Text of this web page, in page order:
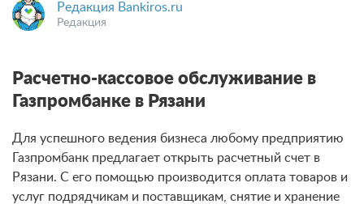
Редакция Bankiros.ru
Редакция
Расчетно-кассовое обслуживание в
Газпромбанке в Рязани
Для успешного ведения бизнеса любому предприятию
Газпромбанк предлагает открыть расчетный счет в
Рязани. С его помощью производится оплата товаров и
услуг подрядчикам и поставщикам, снятие и хранение